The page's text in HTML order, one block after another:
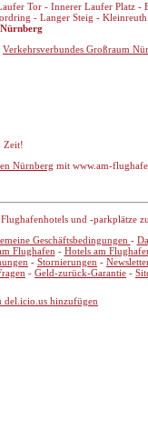
Tor - Innerer Laufer Platz
- Langer Steig -
Verkehrsverbundes Großraum
Zeit!
Nürnberg mit www.am-
und -parkplätze
Geschäftsbedingungen -
Flughafen - Hotels am
- Stornierungen -
- Geld-zurück-Garantie -
del.icio.us hinzufügen